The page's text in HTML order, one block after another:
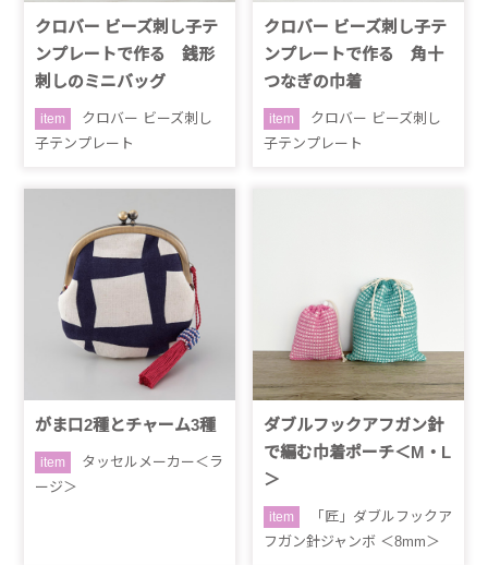
クロバー ビーズ刺し子テ
ンプレートで作る 銭形
刺しのミニバッグ
item
クロバー ビーズ刺し
子テンプレート
クロバー ビーズ刺し子テ
ンプレートで作る 角十
つなぎの巾着
item
クロバー ビーズ刺し
子テンプレート
がま口2種とチャーム3種
item
タッセルメーカー＜ラ
ージ＞
ダブルフックアフガン針
で編む巾着ポーチ＜M・L
＞
item
「匠」ダブルフックア
フガン針ジャンボ ＜8mm＞